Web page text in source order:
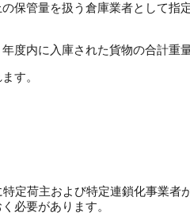
保管量を扱う倉庫業者として指
度内に入庫された貨物の合計重
す。
定荷主および特定連鎖化事業者
必要があります。